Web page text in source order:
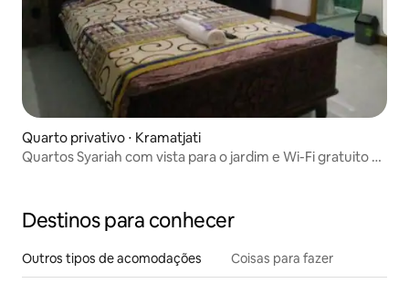
Quarto privativo ⋅ Kramatjati
Quartos Syariah com vista para o jardim e Wi-Fi gratuito 24
Destinos para conhecer
Outros tipos de acomodações Coisas para fazer